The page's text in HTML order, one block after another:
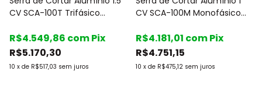
CV SCA-100T Trifásico
R$5.170,30
10 x de R$517,03 sem juros
R$4.549,86 comPix
CV SCA-100M Monofásico
R$4.751,15
10 x de R$475,12 sem juros
R$4.181,01 comPix